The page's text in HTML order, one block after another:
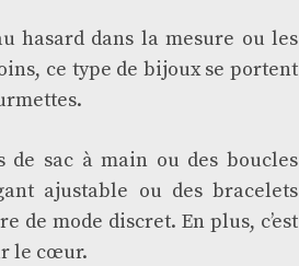
hasard dans la mesure ou les
ce type de bijoux se portent
de sac à main ou des boucles
ajustable ou des bracelets
de mode discret. En plus, c’est
le cœur.